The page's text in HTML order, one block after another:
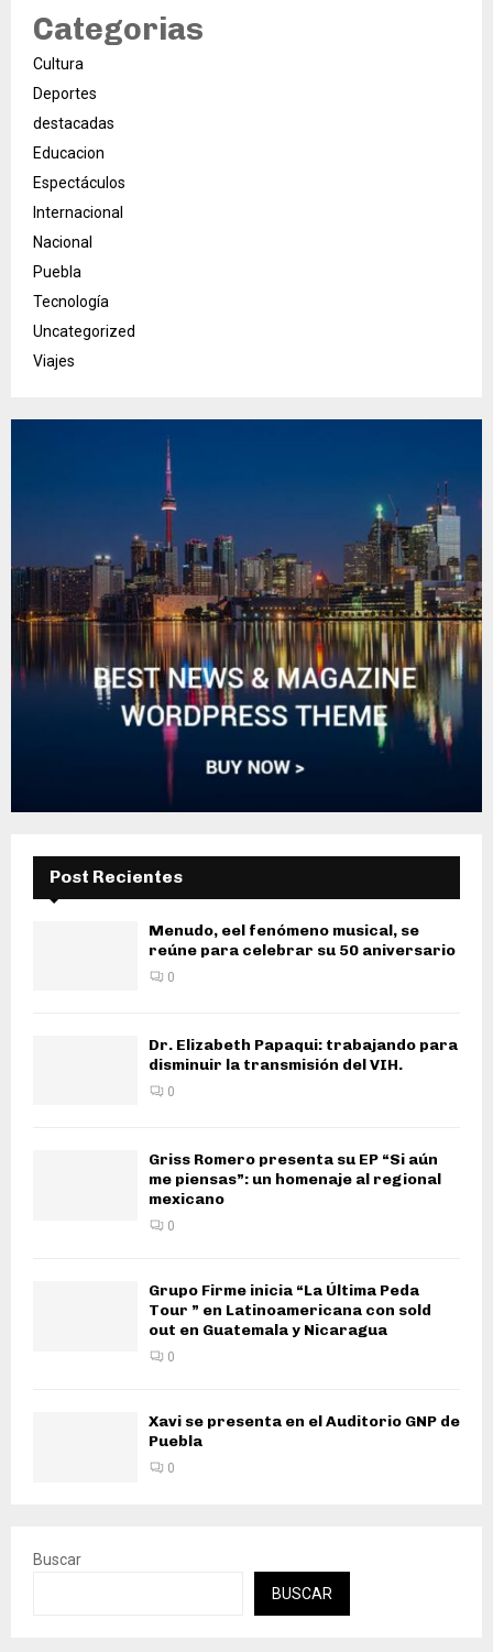
Categorias
Cultura
Deportes
destacadas
Educacion
Espectáculos
Internacional
Nacional
Puebla
Tecnología
Uncategorized
Viajes
Post Recientes
Menudo, eel fenómeno musical, se
reúne para celebrar su 50 aniversario
0
Dr. Elizabeth Papaqui: trabajando para
disminuir la transmisión del VIH.
0
Griss Romero presenta su EP “Si aún
me piensas”: un homenaje al regional
mexicano
0
Grupo Firme inicia “La Última Peda
Tour ” en Latinoamericana con sold
out en Guatemala y Nicaragua
0
Xavi se presenta en el Auditorio GNP de
Puebla
0
Buscar
BUSCAR